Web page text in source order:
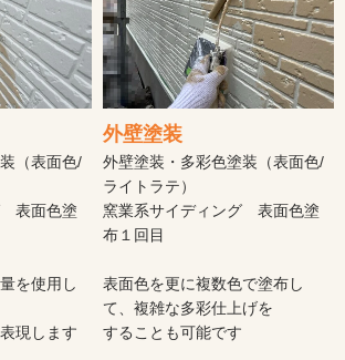
（表面色/
表面色塗
を使用し
現します
外壁塗装
外壁塗装・多彩色塗装（表面色/
ライトラテ）
窯業系サイディング 表面色塗
布１回目
表面色を更に複数色で塗布し
て、複雑な多彩仕上げを
することも可能です